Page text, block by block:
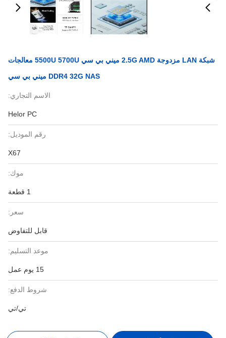
شبكة LAN مزدوجة 2.5G AMD ميني بي سي 5500U 5700U معالجات
DDR4 32G NAS ميني بي سي
الاسم التجاري:
Helor PC
رقم الموديل:
X67
موك:
سعر:
قابل للتفاوض
موعد التسليم:
15 يوم عمل
شروط الدفع:
تي/تي